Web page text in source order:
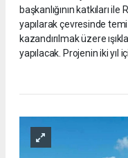
başkanlığının katkıları
yapılarak çevresinde
kazandırılmak üzere
yapılacak. Projenin iki yıl